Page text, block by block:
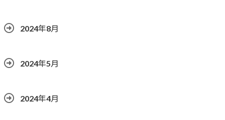
2024年8月
2024年5月
2024年4月